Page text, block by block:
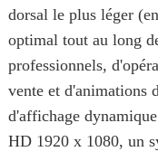
dorsal le plus léger
optimal tout au long
professionnels,
vente et d'animations
d'affichage
HD 1920 x 1080, un